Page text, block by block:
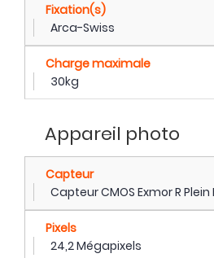
Fixation(s)
Arca-Swiss
Charge maximale
30kg
Appareil photo
Capteur
Capteur CMOS Exmor R
Pixels
24,2 Mégapixels